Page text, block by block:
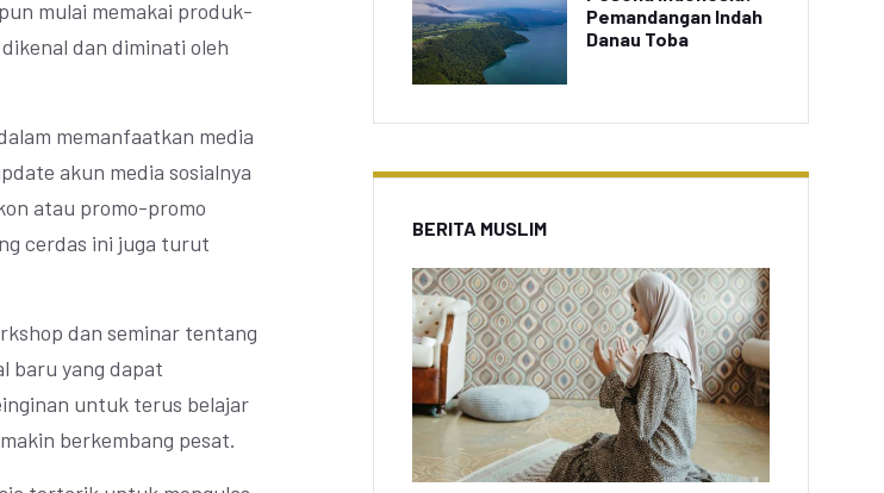
mulai memakai produk-
dan diminati oleh
memanfaatkan media
akun media sosialnya
atau promo-promo
cerdas ini juga turut
dan seminar tentang
baru yang dapat
untuk terus belajar
berkembang pesat.
Pemandangan Indah
Danau Toba
BERITA MUSLIM